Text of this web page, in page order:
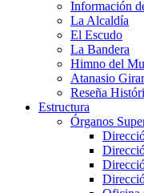
Información
La Alcaldía
El Escudo
La Bandera
Himno del
Atanasio
Reseña
Estructura
Órganos